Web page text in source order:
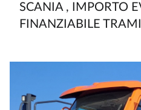
SCANIA , IMPORTO
FINANZIABILE